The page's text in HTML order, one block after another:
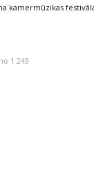
kamermūzikas
1 243